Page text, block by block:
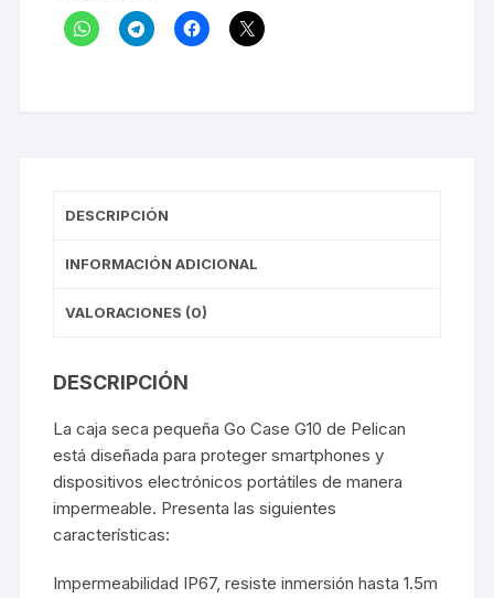
DESCRIPCIÓN
INFORMACIÓN ADICIONAL
VALORACIONES (0)
DESCRIPCIÓN
La caja seca pequeña Go Case G10 de Pelican
está diseñada para proteger smartphones y
dispositivos electrónicos portátiles de manera
impermeable. Presenta las siguientes
características:
Impermeabilidad IP67, resiste inmersión hasta 1.5m